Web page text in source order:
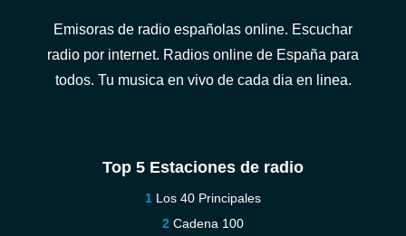
Emisoras de radio españolas online. Escuchar
radio por internet. Radios online de España para
todos. Tu musica en vivo de cada dia en linea.
Top 5 Estaciones de radio
Los 40 Principales
Cadena 100